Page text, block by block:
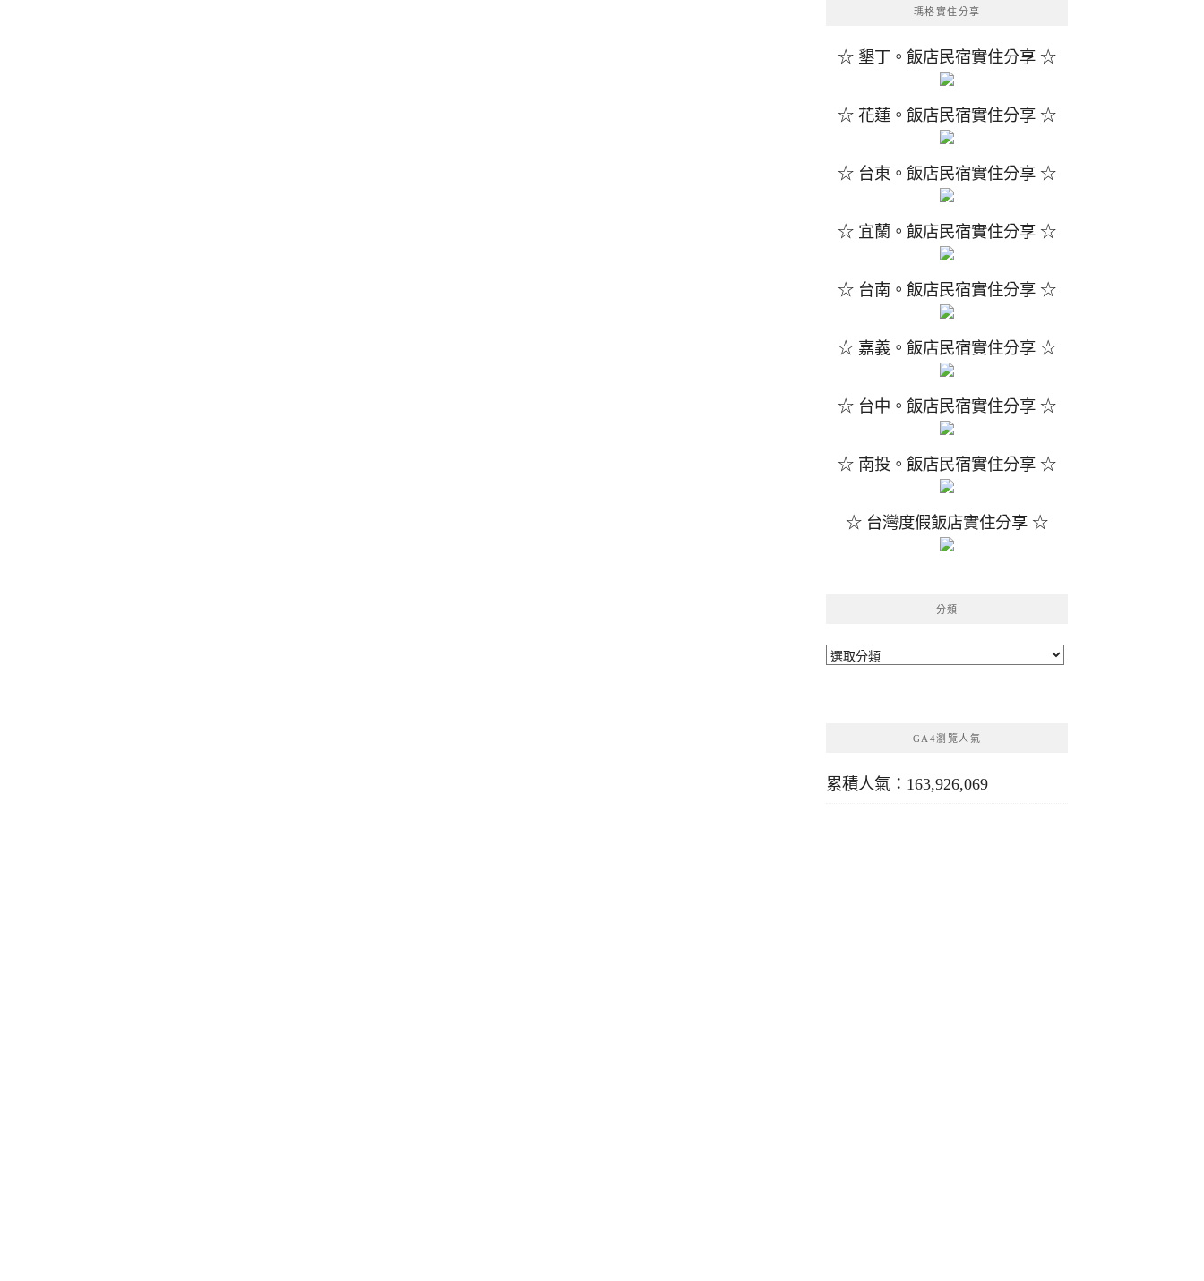
瑪格實住分享
☆ 墾丁。飯店民宿實住分享 ☆
☆ 花蓮。飯店民宿實住分享 ☆
☆ 台東。飯店民宿實住分享 ☆
☆ 宜蘭。飯店民宿實住分享 ☆
☆ 台南。飯店民宿實住分享 ☆
☆ 嘉義。飯店民宿實住分享 ☆
☆ 台中。飯店民宿實住分享 ☆
☆ 南投。飯店民宿實住分享 ☆
☆ 台灣度假飯店實住分享 ☆
分類
分
GA4瀏覽人氣
累積人氣：163,926,069